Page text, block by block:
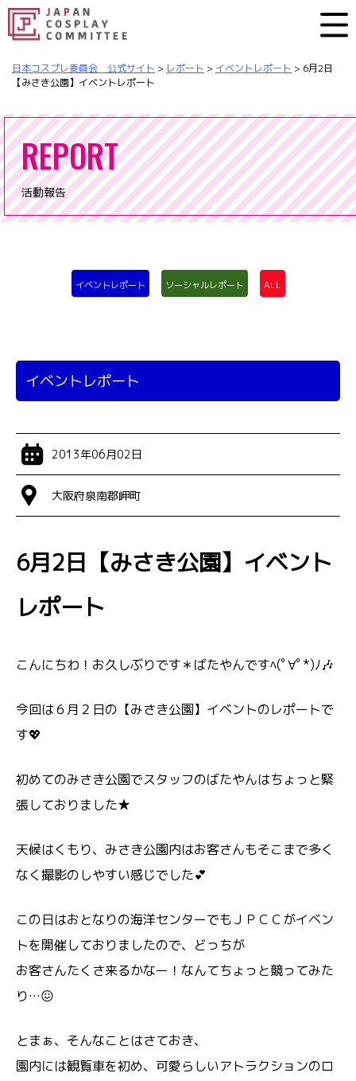
日本コスプレ委員会 公式サイト > レポート > イベントレポート > 6月2日
【みさき公園】イベントレポート
REPORT
活動報告
イベントレポート ソーシャルレポート ALL
イベントレポート
2013年06月02日
大阪府泉南郡岬町
6月2日【みさき公園】イベント
レポート
こんにちわ！お久しぶりです＊ばたやんですﾍ(ﾟ∀ﾟ*)ﾉ🎶
今回は６月２日の【みさき公園】イベントのレポートで
す💖
初めてのみさき公園でスタッフのばたやんはちょっと緊
張しておりました★
天候はくもり、みさき公園内はお客さんもそこまで多く
なく撮影のしやすい感じでした💕
この日はおとなりの海洋センターでもＪＰＣＣがイベン
トを開催しておりましたので、どっちが
お客さんたくさ来るかなー！なんてちょっと競ってみた
り…😖
とまぁ、そんなことはさておき、
園内には観覧車を初め、可愛らしいアトラクションのロ